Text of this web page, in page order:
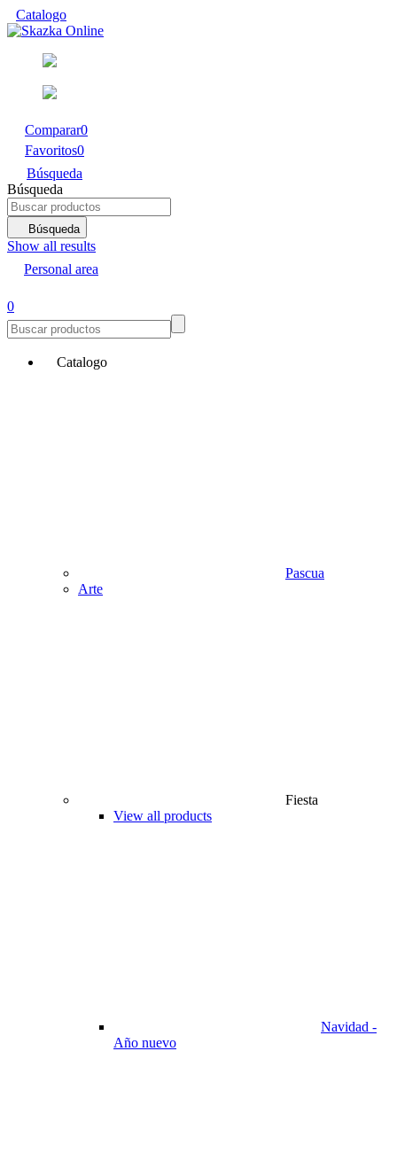
Catalogo
Comparar0
Favoritos0
Búsqueda
Búsqueda
Búsqueda
Show all results
Personal area
0
Catalogo
Pascua
Аrte
Fiesta
View all products
Navidad -
Año nuevo